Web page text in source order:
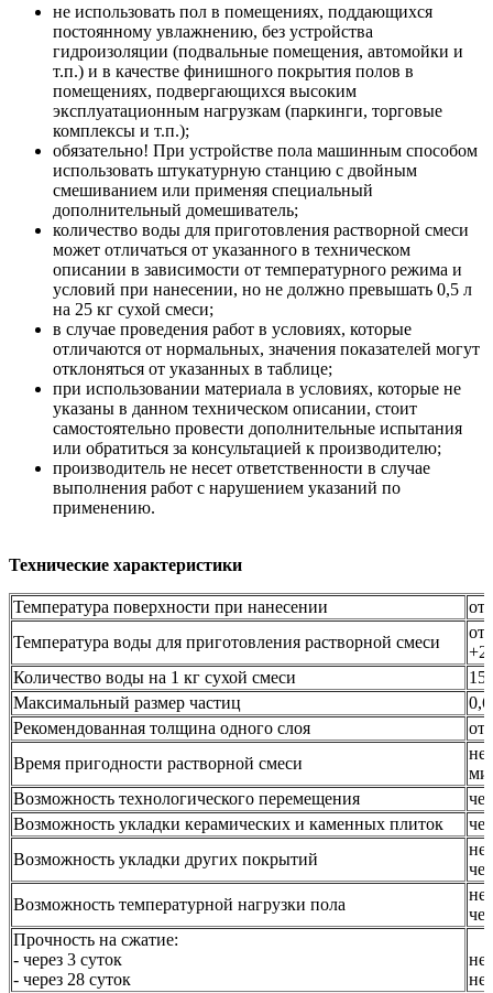
не использовать пол в помещениях, поддающихся
постоянному увлажнению, без устройства
гидроизоляции (подвальные помещения, автомойки и
т.п.) и в качестве финишного покрытия полов в
помещениях, подвергающихся высоким
эксплуатационным нагрузкам (паркинги, торговые
комплексы и т.п.);
обязательно! При устройстве пола машинным способом
использовать штукатурную станцию с двойным
смешиванием или применяя специальный
дополнительный домешиватель;
количество воды для приготовления растворной смеси
может отличаться от указанного в техническом
описании в зависимости от температурного режима и
условий при нанесении, но не должно превышать 0,5 л
на 25 кг сухой смеси;
в случае проведения работ в условиях, которые
отличаются от нормальных, значения показателей могут
отклоняться от указанных в таблице;
при использовании материала в условиях, которые не
указаны в данном техническом описании, стоит
самостоятельно провести дополнительные испытания
или обратиться за консультацией к производителю;
производитель не несет ответственности в случае
выполнения работ с нарушением указаний по
применению.
Технические характеристики
Температура поверхности при нанесении
от
Температура воды для приготовления растворной смеси
от
Количество воды на 1 кг сухой смеси
Максимальный размер частиц
Рекомендованная толщина одного слоя
от
Время пригодности растворной смеси
не
Возможность технологического перемещения
Возможность укладки керамических и каменных плиток
Возможность укладки других покрытий
не
Возможность температурной нагрузки пола
не
Прочность на сжатие:
- через 3 суток
- через 28 суток
не
не